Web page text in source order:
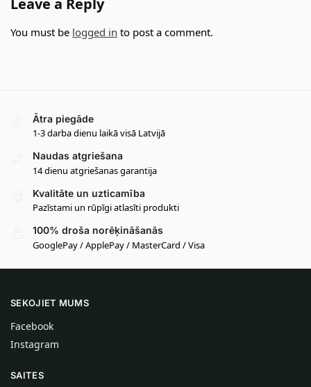
Leave a Reply
You must be logged in to post a comment.
Ātra piegāde
1-3 darba dienu laikā visā Latvijā
Naudas atgriešana
14 dienu atgriešanas garantija
Kvalitāte un uzticamība
Pazīstami un rūpīgi atlasīti produkti
100% droša norēķināšanās
GooglePay / ApplePay / MasterCard / Visa
SEKOJIET MUMS
Facebook
Instagram
SAITES